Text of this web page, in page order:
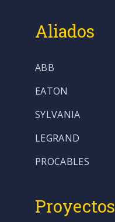
Aliados
ABB
EATON
SYLVANIA
LEGRAND
PROCABLES
Proyectos